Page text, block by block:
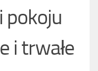
pokoju
i trwałe